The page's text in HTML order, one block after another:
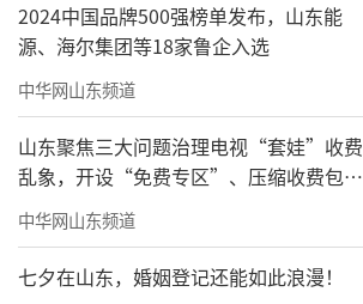
2024中国品牌500强榜单发布，山东能
源、海尔集团等18家鲁企入选
中华网山东频道
山东聚焦三大问题治理电视“套娃”收费
乱象，开设“免费专区”、压缩收费包比
例70%以上
中华网山东频道
七夕在山东，婚姻登记还能如此浪漫！